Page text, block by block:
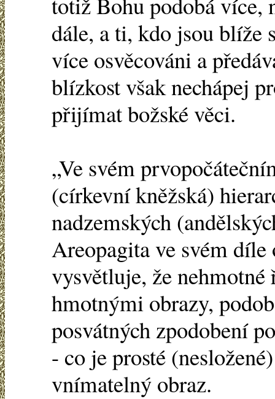
dále, a ti, kdo jsou blíže
více osvěcováni a
blízkost však nechápej
přijímat božské věci.
„Ve svém
(církevní kněžská)
nadzemských
Areopagita ve svém díle
vysvětluje, že
hmotnými obrazy,
posvátných zpodobení
- co je prosté
vnímatelný obraz.